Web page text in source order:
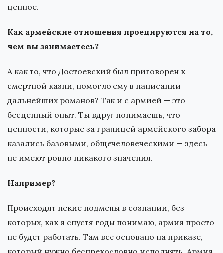
ценное.
Как армейские отношения проецируются на то,
чем вы занимаетесь?
А как то, что Достоевский был приговорен к
смертной казни, помогло ему в написании
дальнейших романов? Так и с армией — это
бесценный опыт. Ты вдруг понимаешь, что
ценности, которые за границей армейского забора
казались базовыми, общечеловеческими — здесь
не имеют ровно никакого значения.
Например?
Происходят некие подмены в сознании, без
которых, как я спустя годы понимаю, армия просто
не будет работать. Там все основано на приказе,
который нужно беспрекословно исполнять. Армия